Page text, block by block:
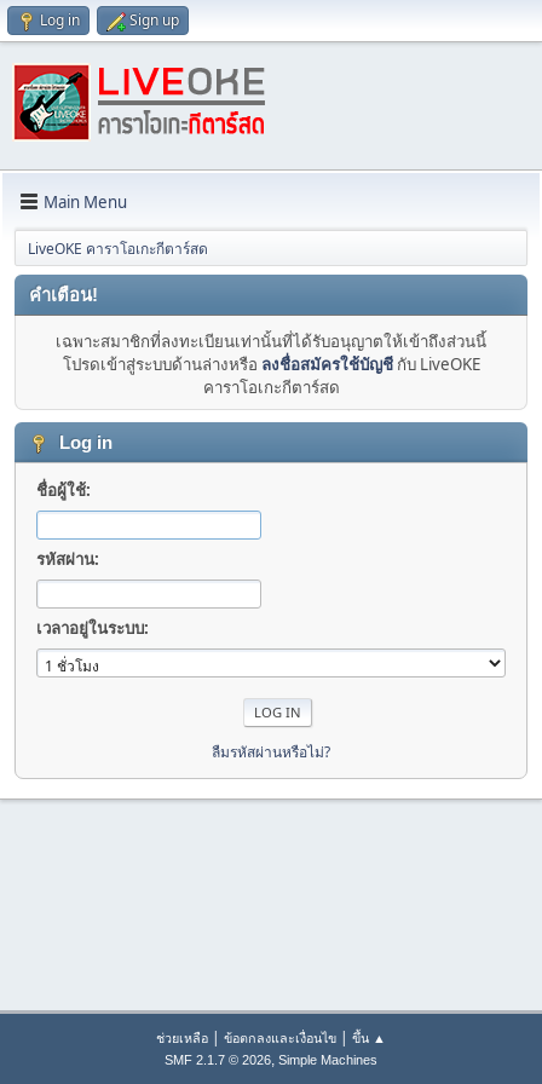
Log in Sign up
Main Menu
LiveOKE คาราโอเกะกีตาร์สด
คำเตือน!
เฉพาะสมาชิกที่ลงทะเบียนเท่านั้นที่ได้รับอนุญาตให้เข้าถึงส่วนนี้
โปรดเข้าสู่ระบบด้านล่างหรือ ลงชื่อสมัครใช้บัญชีกับ LiveOKE
คาราโอเกะกีตาร์สด
Log in
ชื่อผู้ใช้:
รหัสผ่าน:
เวลาอยู่ในระบบ:
ลืมรหัสผ่านหรือไม่?
ช่วยเหลือ | ข้อตกลงและเงื่อนไข | ขึ้น ▲
SMF 2.1.7 © 2026, Simple Machines